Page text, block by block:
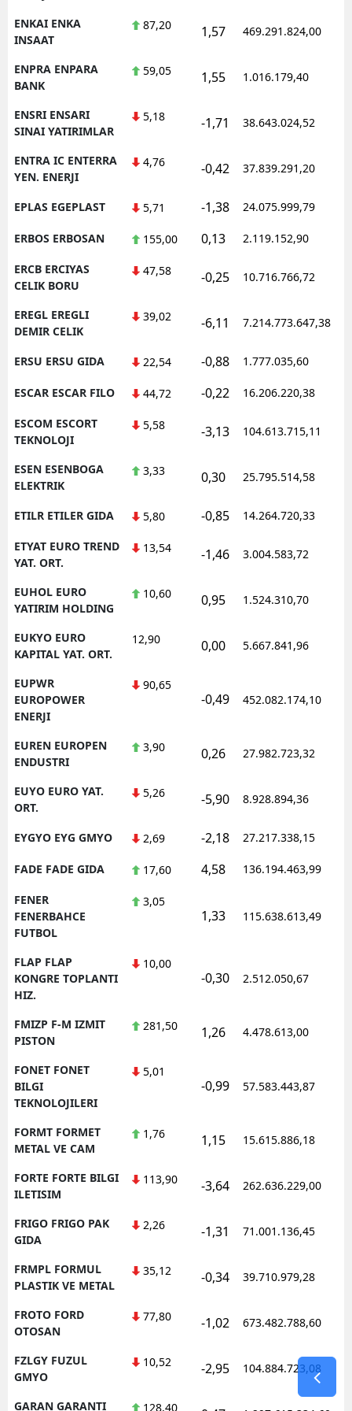
ENKAI ENKA
INSAAT
87,20 1,57 469.291.824,00
ENPRA ENPARA
BANK
59,05 1,55 1.016.179,40
ENSRI ENSARI
SINAI YATIRIMLAR
5,18 -1,71 38.643.024,52
ENTRA IC ENTERRA
YEN. ENERJI
4,76 -0,42 37.839.291,20
EPLAS EGEPLAST 5,71 -1,38 24.075.999,79
ERBOS ERBOSAN 155,00 0,13 2.119.152,90
ERCB ERCIYAS
CELIK BORU
47,58 -0,25 10.716.766,72
EREGL EREGLI
DEMIR CELIK
39,02 -6,11 7.214.773.647,38
ERSU ERSU GIDA 22,54 -0,88 1.777.035,60
ESCAR ESCAR FILO 44,72 -0,22 16.206.220,38
ESCOM ESCORT
TEKNOLOJI
5,58 -3,13 104.613.715,11
ESEN ESENBOGA
ELEKTRIK
3,33 0,30 25.795.514,58
ETILR ETILER GIDA 5,80 -0,85 14.264.720,33
ETYAT EURO TREND
YAT. ORT.
13,54 -1,46 3.004.583,72
EUHOL EURO
YATIRIM HOLDING
10,60 0,95 1.524.310,70
EUKYO EURO
KAPITAL YAT. ORT.
12,90 0,00 5.667.841,96
EUPWR
EUROPOWER
ENERJI
90,65
-0,49 452.082.174,10
EUREN EUROPEN
ENDUSTRI
3,90 0,26 27.982.723,32
EUYO EURO YAT.
ORT.
5,26 -5,90 8.928.894,36
EYGYO EYG GMYO 2,69 -2,18 27.217.338,15
FADE FADE GIDA 17,60 4,58 136.194.463,99
FENER
FENERBAHCE
FUTBOL
3,05
1,33 115.638.613,49
FLAP FLAP
KONGRE TOPLANTI
HIZ.
10,00
-0,30 2.512.050,67
FMIZP F-M IZMIT
PISTON
281,50 1,26 4.478.613,00
FONET FONET
BILGI
TEKNOLOJILERI
5,01
-0,99 57.583.443,87
FORMT FORMET
METAL VE CAM
1,76 1,15 15.615.886,18
FORTE FORTE BILGI
ILETISIM
113,90 -3,64 262.636.229,00
FRIGO FRIGO PAK
GIDA
2,26 -1,31 71.001.136,45
FRMPL FORMUL
PLASTIK VE METAL
35,12 -0,34 39.710.979,28
FROTO FORD
OTOSAN
77,80 -1,02 673.482.788,60
FZLGY FUZUL
GMYO
10,52 -2,95 104.884.723,08
GARAN GARANTI 128,40